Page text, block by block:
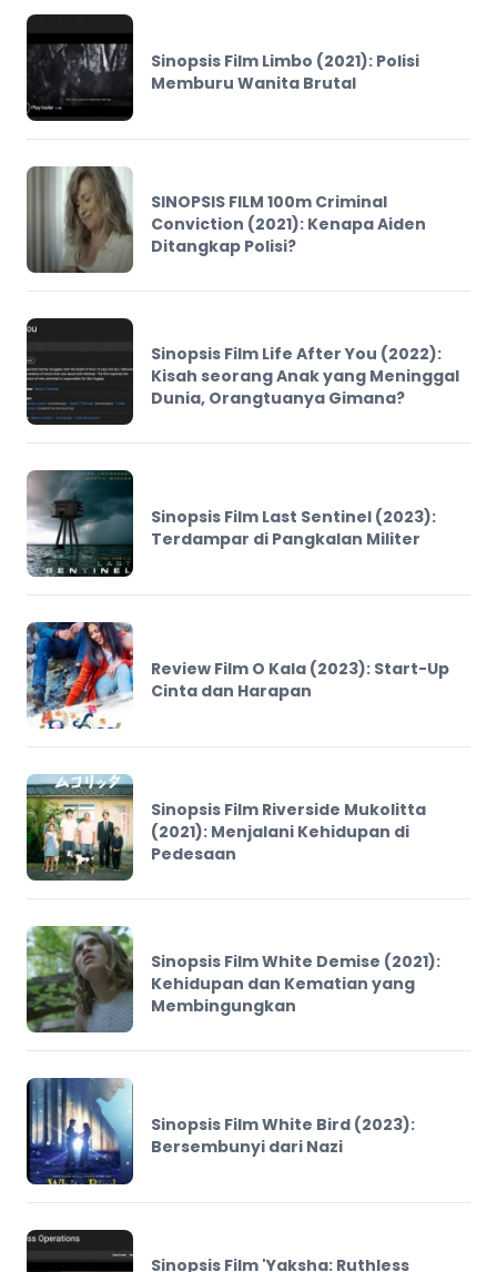
Sinopsis Film Limbo (2021): Polisi
Memburu Wanita Brutal
SINOPSIS FILM 100m Criminal
Conviction (2021): Kenapa Aiden
Ditangkap Polisi?
Sinopsis Film Life After You (2022):
Kisah seorang Anak yang Meninggal
Dunia, Orangtuanya Gimana?
Sinopsis Film Last Sentinel (2023):
Terdampar di Pangkalan Militer
Review Film O Kala (2023): Start-Up
Cinta dan Harapan
Sinopsis Film Riverside Mukolitta
(2021): Menjalani Kehidupan di
Pedesaan
Sinopsis Film White Demise (2021):
Kehidupan dan Kematian yang
Membingungkan
Sinopsis Film White Bird (2023):
Bersembunyi dari Nazi
Sinopsis Film 'Yaksha: Ruthless